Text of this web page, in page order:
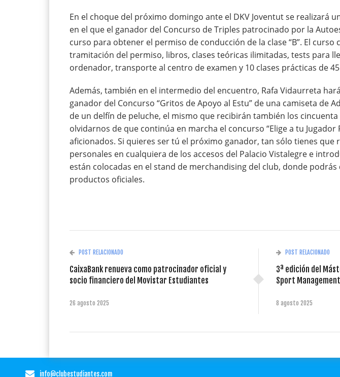
En el choque del próximo domingo ante el DKV Joventut se realizará
en el que el ganador del Concurso de Triples patrocinado por la
curso para obtener el permiso de conducción de la clase “B”. El curso
tramitación del permiso, libros, clases teóricas ilimitadas, tests para
ordenador, transporte al centro de examen y 10 clases prácticas de
Además, también en el intermedio del encuentro, Rafa Vidaurreta hará
ganador del Concurso “Gritos de Apoyo al Estu” de una camiseta de
de un delfín de peluche, el mismo que recibirán también los
olvidarnos de que continúa en marcha el concurso “Elige a tu Jugador
aficionados. Si quieres ser tú el próximo ganador, tan sólo tienes que
personales en cualquiera de los accesos del Palacio Vistalegre e
están colocadas en el stand de merchandising del club, donde
productos oficiales.
POST RELACIONADO
CaixaBank renueva como patrocinador oficial y
socio financiero del Movistar Estudiantes
26 agosto 2025
POST RELACIONADO
3ª edición del
Sport Management
8 agosto 2025
info@clubestudiantes.com